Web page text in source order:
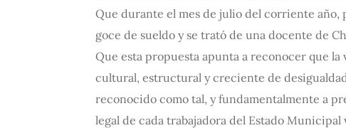
Que durante el mes de julio del corriente año,
goce de sueldo y se trató de una docente de
Que esta propuesta apunta a reconocer que
cultural, estructural y creciente de
reconocido como tal, y fundamentalmente a
legal de cada trabajadora del Estado